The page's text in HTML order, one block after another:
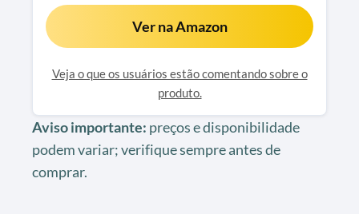
Ver na Amazon
Veja o que os usuários estão comentando sobre o
produto.
Aviso importante: preços e disponibilidade
podem variar; verifique sempre antes de
comprar.